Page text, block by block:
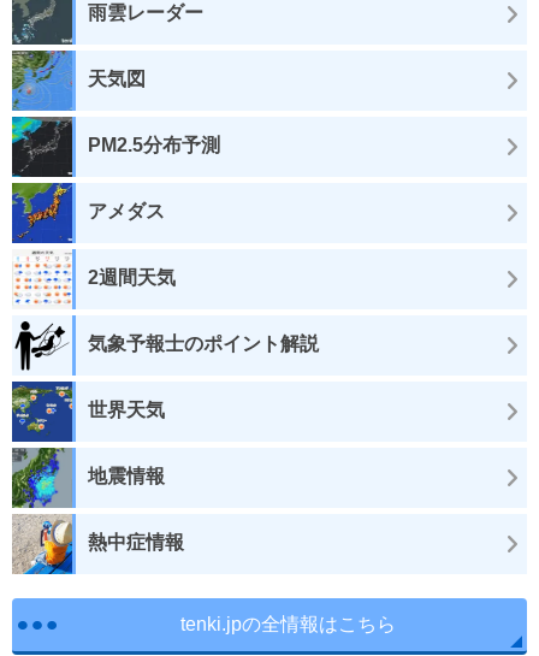
雨雲レーダー
天気図
PM2.5分布予測
アメダス
2週間天気
気象予報士のポイント解説
世界天気
地震情報
熱中症情報
tenki.jpの全情報はこちら